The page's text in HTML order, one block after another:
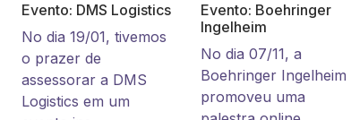
Evento: DMS Logistics
No dia 19/01, tivemos
o prazer de
assessorar a DMS
Logistics em um
Evento: Boehringer
Ingelheim
No dia 07/11, a
Boehringer Ingelheim
promoveu uma